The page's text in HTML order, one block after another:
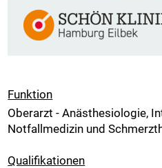
Funktion
Oberarzt - Anästhesiologie,
Notfallmedizin und
Qualifikationen